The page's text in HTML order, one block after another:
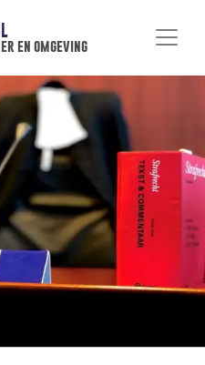
en omgeving